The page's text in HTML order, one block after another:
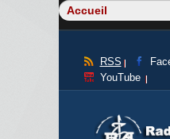
RSS
YouTube